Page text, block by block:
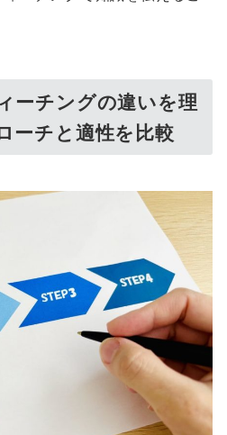
ーチングの違いを理
ーチと適性を比較